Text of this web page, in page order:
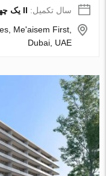
سال تکمیل: II یک چهارم, 2025, completed
Me'aisem First,
Dubai, UAE